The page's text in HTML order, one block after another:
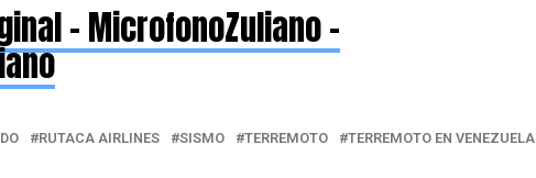
– MicrofonoZuliano –
RUTACA AIRLINES SISMO TERREMOTO
TERREMOTO EN VENEZUELA